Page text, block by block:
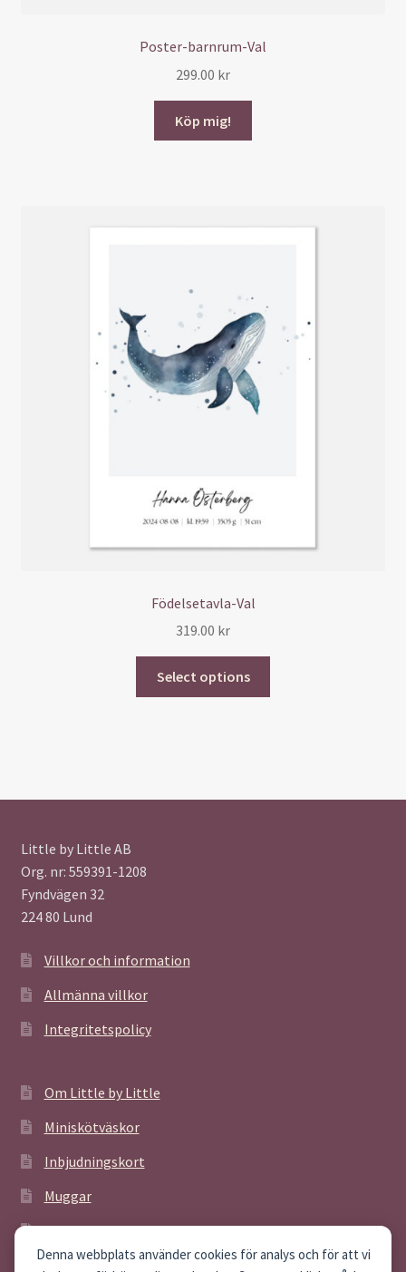
Denna webbplats använder cookies för analys och för att vi
Poster-barnrum-Val
299.00 kr
Köp mig!
Födelsetavla-Val
319.00 kr
Select options
Little by Little AB
Org. nr: 559391-1208
Fyndvägen 32
224 80 Lund
Villkor och information
Allmänna villkor
Integritetspolicy
Om Little by Little
Miniskötväskor
Inbjudningskort
Muggar
Poster